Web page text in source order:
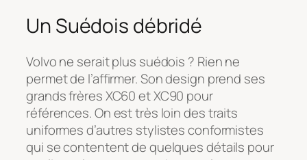
Un Suédois débridé
Volvo ne serait plus suédois ? Rien ne
permet de l’affirmer. Son design prend ses
grands frères XC60 et XC90 pour
références. On est très loin des traits
uniformes d’autres stylistes conformistes
qui se contentent de quelques détails pour